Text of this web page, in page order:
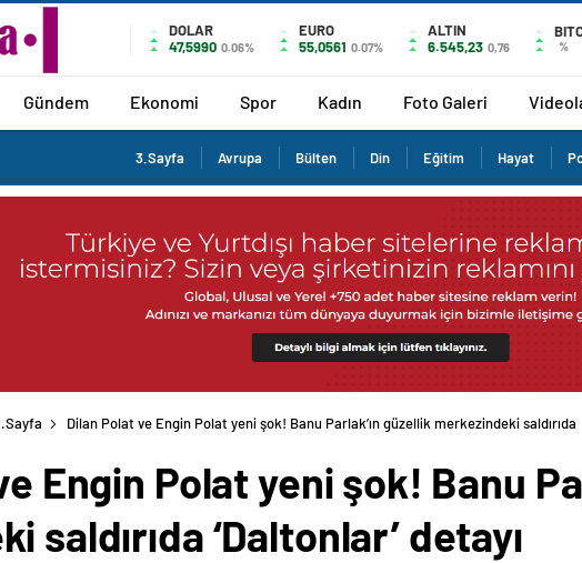
DOLAR
47,5990 0.06%
EURO
55,0561 0.07%
ALTIN
6.545,23 0,76 %
Gündem Ekonomi Spor Kadın Foto Galeri
3.Sayfa Avrupa Bülten Din Eğitim Hayat
Dilan Polat ve Engin Polat yeni şok! Banu Parlak’ın güzellik merkezindeki saldırıda
Engin Polat yeni şok! Banu
saldırıda ‘Daltonlar’ detayı